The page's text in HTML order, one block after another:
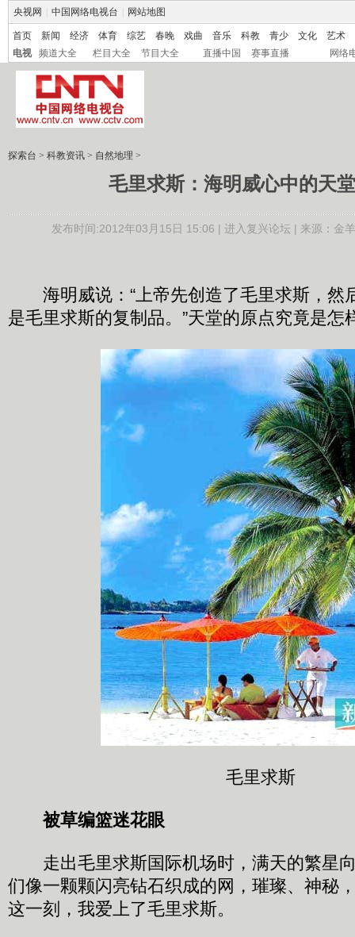
央视网 中国网络电视台 网站地图
首页 新闻 经济 体育 综艺 春晚 戏曲 音乐 科教 青少 文化
艺术
电视
频道大全 栏目大全 节目大全 直播中国 赛事直播 网络
探索台 > 科教资讯 > 自然地理 >
毛里求斯：海明威心中的天
发布时间:2012年03月15日 15:06 | 进入复兴论坛 | 来源：金
海明威说：“上帝先创造了毛里求斯，然
是毛里求斯的复制品。”天堂的原点究竟是怎
毛里求斯
被草编篮迷花眼
走出毛里求斯国际机场时，满天的繁星
们像一颗颗闪亮钻石织成的网，璀璨、神秘
这一刻，我爱上了毛里求斯。